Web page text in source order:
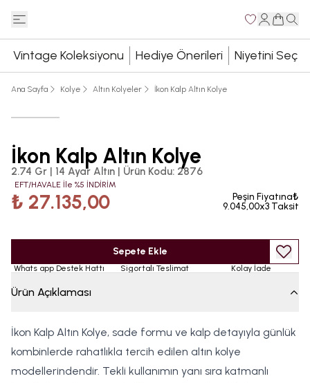
Vintage Koleksiyonu Hediye Önerileri Niyetini Seç
Ana Sayfa Kolye Altın Kolyeler İkon Kalp Altın Kolye
İkon Kalp Altın Kolye
2.74 Gr | 14 Ayar Altın | Ürün Kodu: 2876
EFT/HAVALE İle %5 İNDİRİM
₺ 27.135,00
Peşin Fiyatına₺
9.045,00x3 Taksit
Sepete Ekle
Whats app Destek Hattı Sigortalı Teslimat Kolay İade
Ürün Açıklaması
İkon Kalp Altın Kolye, sade formu ve kalp detayıyla günlük
kombinlerde rahatlıkla tercih edilen altın kolye
modellerindendir. Tekli kullanımın yanı sıra katmanlı